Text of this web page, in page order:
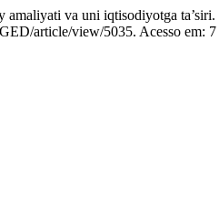
va uni iqtisodiyotga ta’siri.
article/view/5035. Acesso em: 7